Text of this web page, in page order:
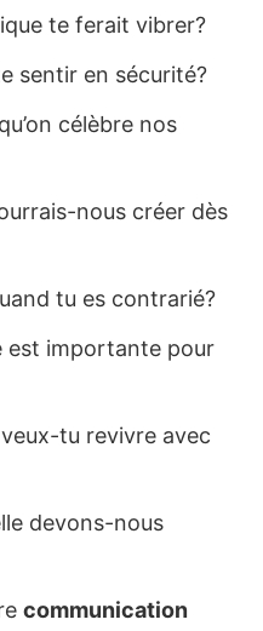
te ferait vibrer?
sentir en sécurité?
célèbre nos
nous créer dès
tu es contrarié?
est importante pour
veux-tu revivre avec
devons-nous
communication